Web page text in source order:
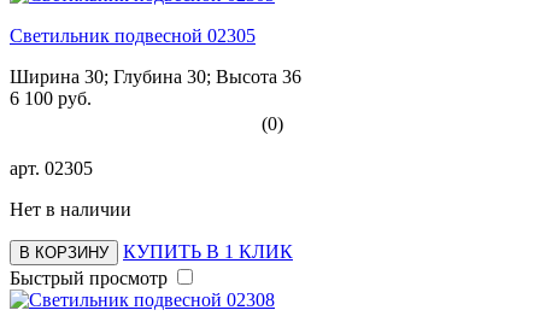
Светильник подвесной 02305
Ширина 30; Глубина 30; Высота 36
6 100 руб.
(0)
арт. 02305
Нет в наличии
В КОРЗИНУ
КУПИТЬ В 1 КЛИК
Быстрый просмотр